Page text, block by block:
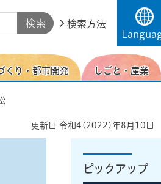
検索方法
くり・都市開発 しごと・産業
更新日 令和4(2022)年8月10日
ピックアップ